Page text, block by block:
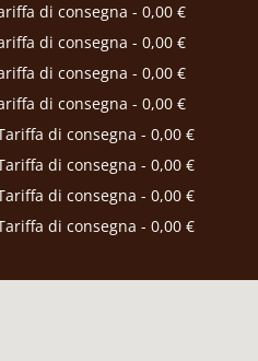
di consegna - 0,00 €
di consegna - 0,00 €
di consegna - 0,00 €
di consegna - 0,00 €
di consegna - 0,00 €
di consegna - 0,00 €
di consegna - 0,00 €
di consegna - 0,00 €